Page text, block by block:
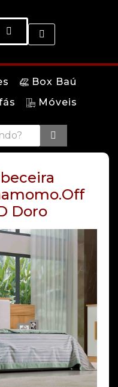
Box Baú
Móveis
Doro